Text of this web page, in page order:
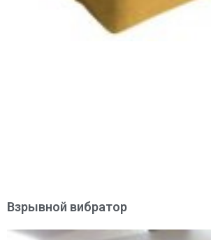
Взрывной вибратор